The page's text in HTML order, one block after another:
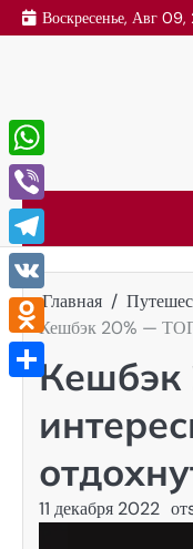
Перейти
к
Воскресенье, Авг
Главная
Кешбэк 20% — ТОП
11 декабря 2022 от
WhatsApp
Viber
Telegram
VK
Odnoklassniki
Отправить